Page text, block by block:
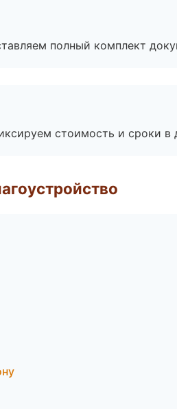
полный комплект
стоимость и сроки в